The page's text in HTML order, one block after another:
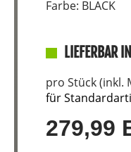
Farbe: BLACK
LIEFERBAR
pro Stück (inkl.
für
279,99